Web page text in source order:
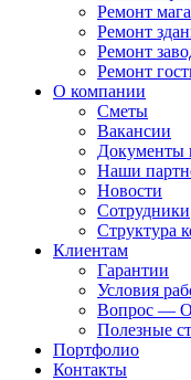
Ремонт
Ремонт
Ремонт
Ремонт
О компании
Сметы
Вакансии
Документы
Наши
Новости
Сотрудники
Структура
Клиентам
Гарантии
Условия
Вопрос —
Полезные
Портфолио
Контакты